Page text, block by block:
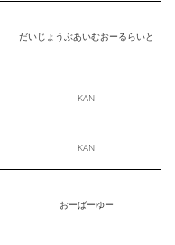
だいじょうぶあいむおーるらいと
KAN
KAN
おーばーゆー